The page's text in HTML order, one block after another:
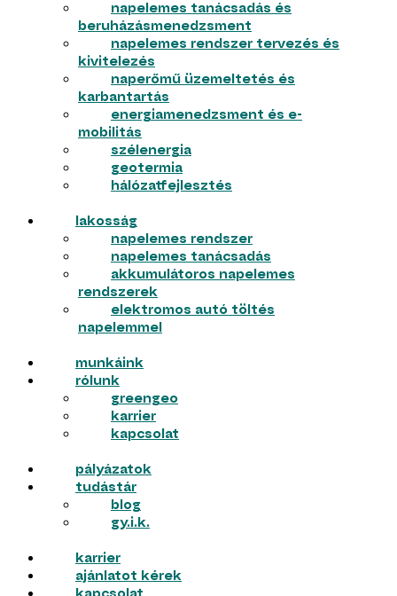
napelemes tanácsadás és
beruházásmenedzsment
napelemes rendszer tervezés és
kivitelezés
naperőmű üzemeltetés és
karbantartás
energiamenedzsment és e-
mobilitás
szélenergia
geotermia
hálózatfejlesztés
lakosság
napelemes rendszer
napelemes tanácsadás
akkumulátoros napelemes
rendszerek
elektromos autó töltés
napelemmel
munkáink
rólunk
greengeo
karrier
kapcsolat
pályázatok
tudástár
blog
gy.i.k.
karrier
ajánlatot kérek